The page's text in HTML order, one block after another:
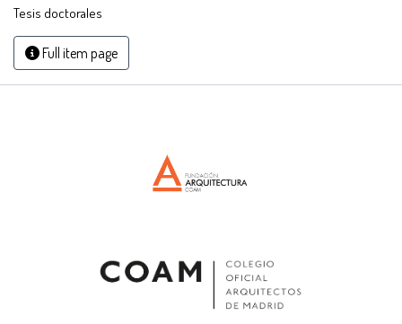
Tesis doctorales
Full item page